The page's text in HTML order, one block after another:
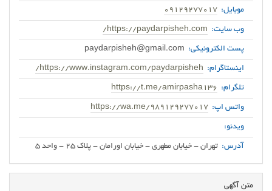
موبایل: 09129277017
وب سایت: https://paydarpisheh.com/
پست الکترونیکی: paydarpisheh@gmail.com
اینستاگرام: https://www.instagram.com/paydarpisheh/
تلگرام: https://t.me/amirpasha136
واتس اپ: https://wa.me/989129277017
ویدئو:
آدرس: تهران - خیابان مطهری - خیابان اورامان - پلاک 25 - واحد 5
متن آگهی